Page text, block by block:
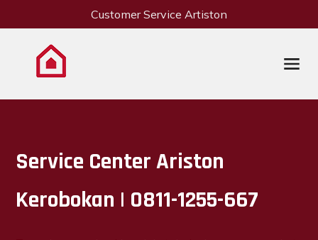
Customer Service Artiston
Service Center Ariston
Kerobokan | 0811-1255-667